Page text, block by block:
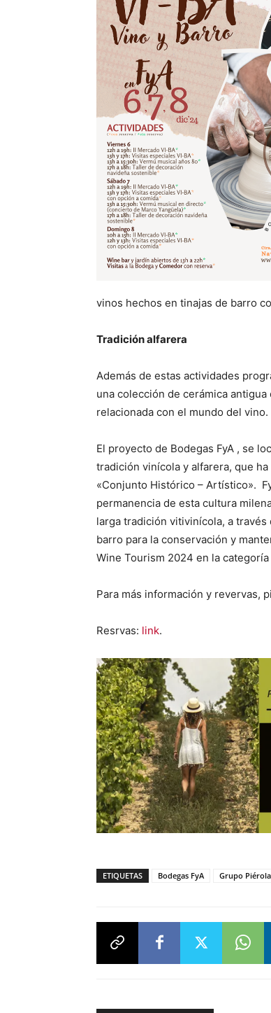
vinos hechos en tinajas de barro
Tradición alfarera
Además de estas actividades
una colección de cerámica
relacionada con el mundo del vino.
El proyecto de Bodegas FyA , se
tradición vinícola y alfarera, que
«Conjunto Histórico – Artístico».
permanencia de esta cultura
larga tradición vitivinícola, a
barro para la conservación y
Wine Tourism 2024 en la
Para más información y revervas,
Resrvas: link.
ETIQUETAS Bodegas FyA Grupo Piérola